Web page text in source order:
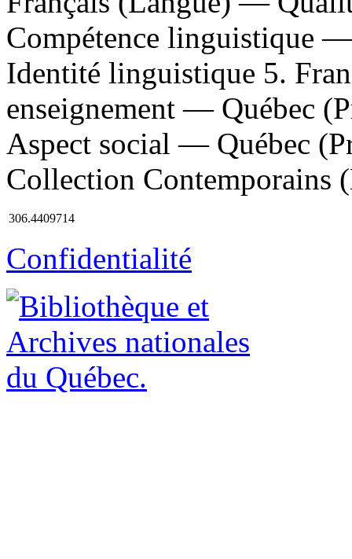
Compétence linguistique
Identité linguistique 5.
enseignement — Québec
Aspect social — Québec
Collection Contemporains
306.4409714
Confidentialité